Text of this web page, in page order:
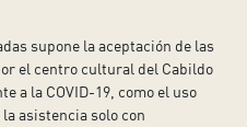
supone la aceptación de las
el centro cultural del Cabildo
a la COVID-19, como el uso
asistencia solo con